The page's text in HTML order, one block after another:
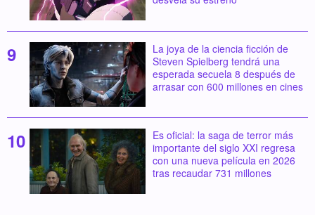
La joya de la ciencia ficción de
Steven Spielberg tendrá una
esperada secuela 8 después de
arrasar con 600 millones en cines
Es oficial: la saga de terror más
importante del siglo XXI regresa
con una nueva película en 2026
tras recaudar 731 millones